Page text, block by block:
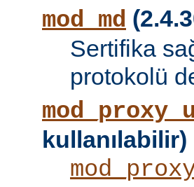
mod_md
Sertifika
protokolü
kullanılabilir)